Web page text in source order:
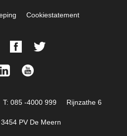
Cookiestatement
T: 085 -4000 999 Rijnzathe 6
3454 PV De Meern